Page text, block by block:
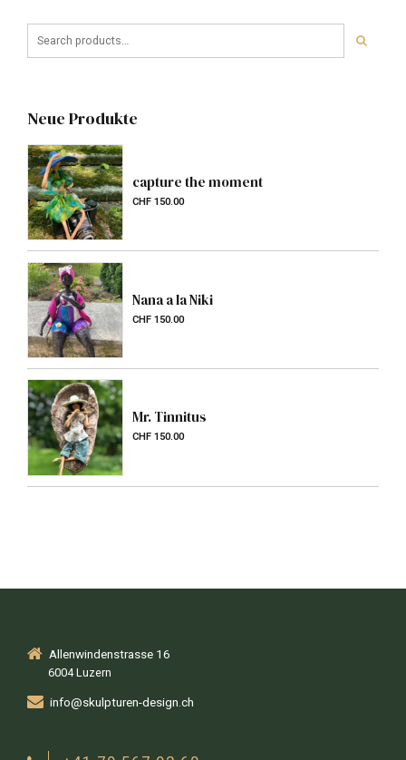
Neue Produkte
capture the moment
CHF 150.00
Nana a la Niki
CHF 150.00
Mr. Tinnitus
CHF 150.00
Allenwindenstrasse 16
6004 Luzern
info@skulpturen-design.ch